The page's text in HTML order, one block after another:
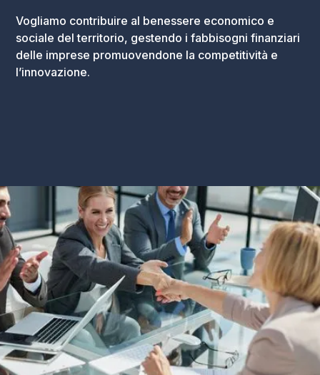
Vogliamo contribuire al benessere economico e
sociale del territorio, gestendo i fabbisogni finanziari
delle imprese promuovendone la competitività e
l’innovazione.